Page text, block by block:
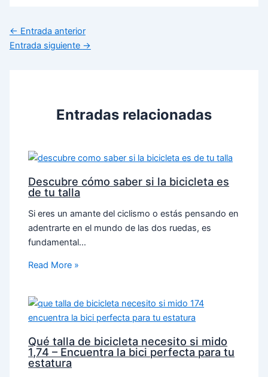
← Entrada anterior
Entrada siguiente →
Entradas relacionadas
Descubre cómo saber si la bicicleta es
de tu talla
Si eres un amante del ciclismo o estás pensando en
adentrarte en el mundo de las dos ruedas, es
fundamental…
Read More »
Qué talla de bicicleta necesito si mido
1,74 – Encuentra la bici perfecta para tu
estatura